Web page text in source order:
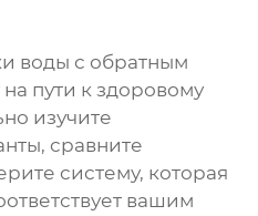
воды с обратным
пути к здоровому
изучите
сравните
систему, которая
вашим